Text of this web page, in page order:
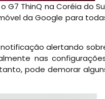
G7 ThinQ na Coréia do
da Google para
alertando
nas
pode demorar